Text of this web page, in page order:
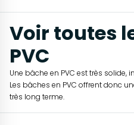
Voir toutes
PVC
Une bâche en PVC est très solide,
Les bâches en PVC offrent donc
très long terme.